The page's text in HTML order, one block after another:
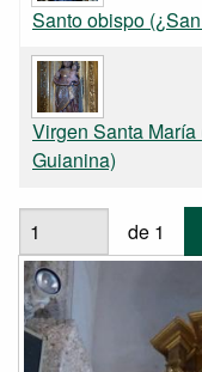
Santo obispo
Virgen Santa
Guianina)
de 1